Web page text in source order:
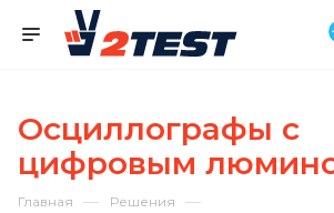
Осциллографы с
цифровым
Главная — Решения —